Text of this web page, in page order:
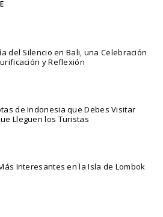
del Silencio en Bali, una Celebración
y Reflexión
de Indonesia que Debes Visitar
Lleguen los Turistas
Interesantes en la Isla de Lombok